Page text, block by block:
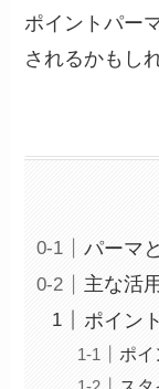
ポイントパー
されるかもし
パーマ
主な活
ポイン
ポ